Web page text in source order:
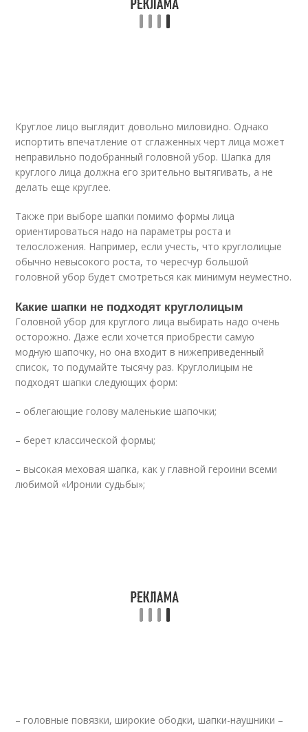
Круглое лицо выглядит довольно миловидно. Однако
испортить впечатление от сглаженных черт лица может
неправильно подобранный головной убор. Шапка для
круглого лица должна его зрительно вытягивать, а не
делать еще круглее.
Также при выборе шапки помимо формы лица
ориентироваться надо на параметры роста и
телосложения. Например, если учесть, что круглолицые
обычно невысокого роста, то чересчур большой
головной убор будет смотреться как минимум неуместно.
Какие шапки не подходят круглолицым
Головной убор для круглого лица выбирать надо очень
осторожно. Даже если хочется приобрести самую
модную шапочку, но она входит в нижеприведенный
список, то подумайте тысячу раз. Круглолицым не
подходят шапки следующих форм:
– облегающие голову маленькие шапочки;
– берет классической формы;
– высокая меховая шапка, как у главной героини всеми
любимой «Иронии судьбы»;
– головные повязки, широкие ободки, шапки-наушники –